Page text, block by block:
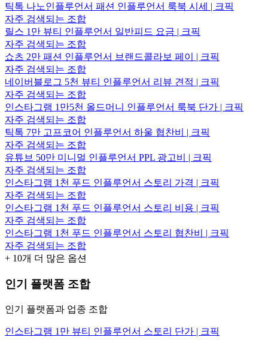
틱톡 나노인플루언서 패션 인플루언서 룩북 시세 | 크픽
자주 검색되는 조합
릴스 1만 뷰티 인플루언서 일반피드 요금 | 크픽
자주 검색되는 조합
쇼츠 2만 패션 인플루언서 브랜드콜라보 페이 | 크픽
자주 검색되는 조합
네이버블로그 5천 뷰티 인플루언서 리뷰 견적 | 크픽
자주 검색되는 조합
인스타그램 1만5천 올드머니 인플루언서 룩북 단가 | 크픽
자주 검색되는 조합
틱톡 7만 고프코어 인플루언서 하울 협찬비 | 크픽
자주 검색되는 조합
유튜브 50만 미니멀 인플루언서 PPL 광고비 | 크픽
자주 검색되는 조합
인스타그램 1천 푸드 인플루언서 스토리 가격 | 크픽
자주 검색되는 조합
인스타그램 1천 푸드 인플루언서 스토리 비용 | 크픽
자주 검색되는 조합
인스타그램 1천 푸드 인플루언서 스토리 협찬비 | 크픽
자주 검색되는 조합
+ 10개 더 많은 옵션
인기 플랫폼 조합
인기 플랫폼과 업종 조합
인스타그램 1만 뷰티 인플루언서 스토리 단가 | 크픽